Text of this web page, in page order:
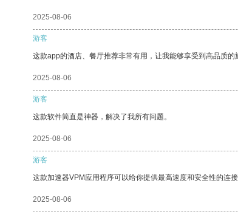
2025-08-06
游客
这款app的酒店、餐厅推荐非常有用，让我能够享受到高品质的
2025-08-06
游客
这款软件简直是神器，解决了我所有问题。
2025-08-06
游客
这款加速器VPM应用程序可以给你提供最高速度和安全性的连
2025-08-06